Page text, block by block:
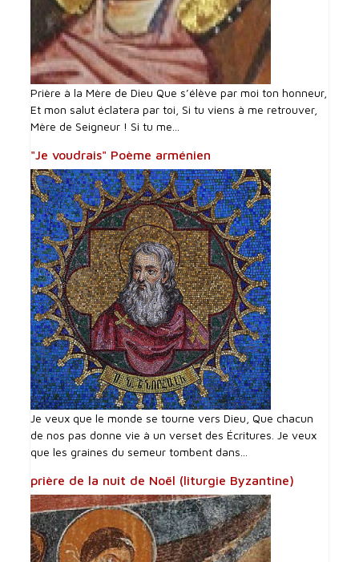
Prière à la Mère de Dieu Que s’élève par moi ton honneur,
Et mon salut éclatera par toi, Si tu viens à me retrouver,
Mère de Seigneur ! Si tu me...
"Je voudrais" Poème arménien
Je veux que le monde se tourne vers Dieu, Que chacun
de nos pas donne vie à un verset des Écritures. Je veux
que les graines du semeur tombent dans...
prière de la nuit de Noël (liturgie Byzantine)